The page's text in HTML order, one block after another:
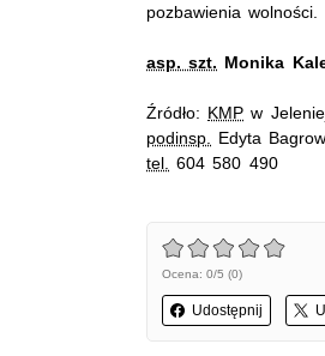
pozbawienia wolności.
asp. szt. Monika
Źródło: KMP w
podinsp.
Edyta
tel.
604 580 490
Ocena: 0/5 (0)
Udostępnij